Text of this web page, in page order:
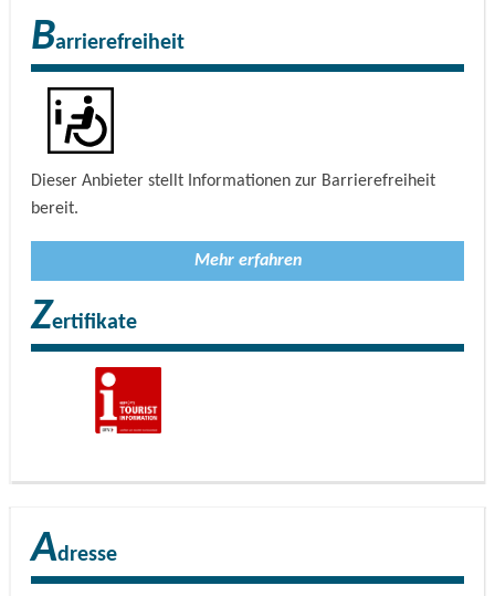
Barrierefreiheit
Dieser Anbieter stellt Informationen zur Barrierefreiheit
bereit.
Mehr erfahren
Zertifikate
Adresse